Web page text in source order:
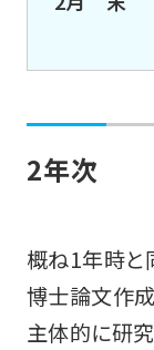
心理学研究科
2年次
概ね1年時と
博士論文作
主体的に研